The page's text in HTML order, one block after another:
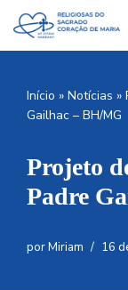
Pular
conteúdo
Início » Notícias »
Gailhac – BH/MG
Projeto
Padre
porMiriam 16